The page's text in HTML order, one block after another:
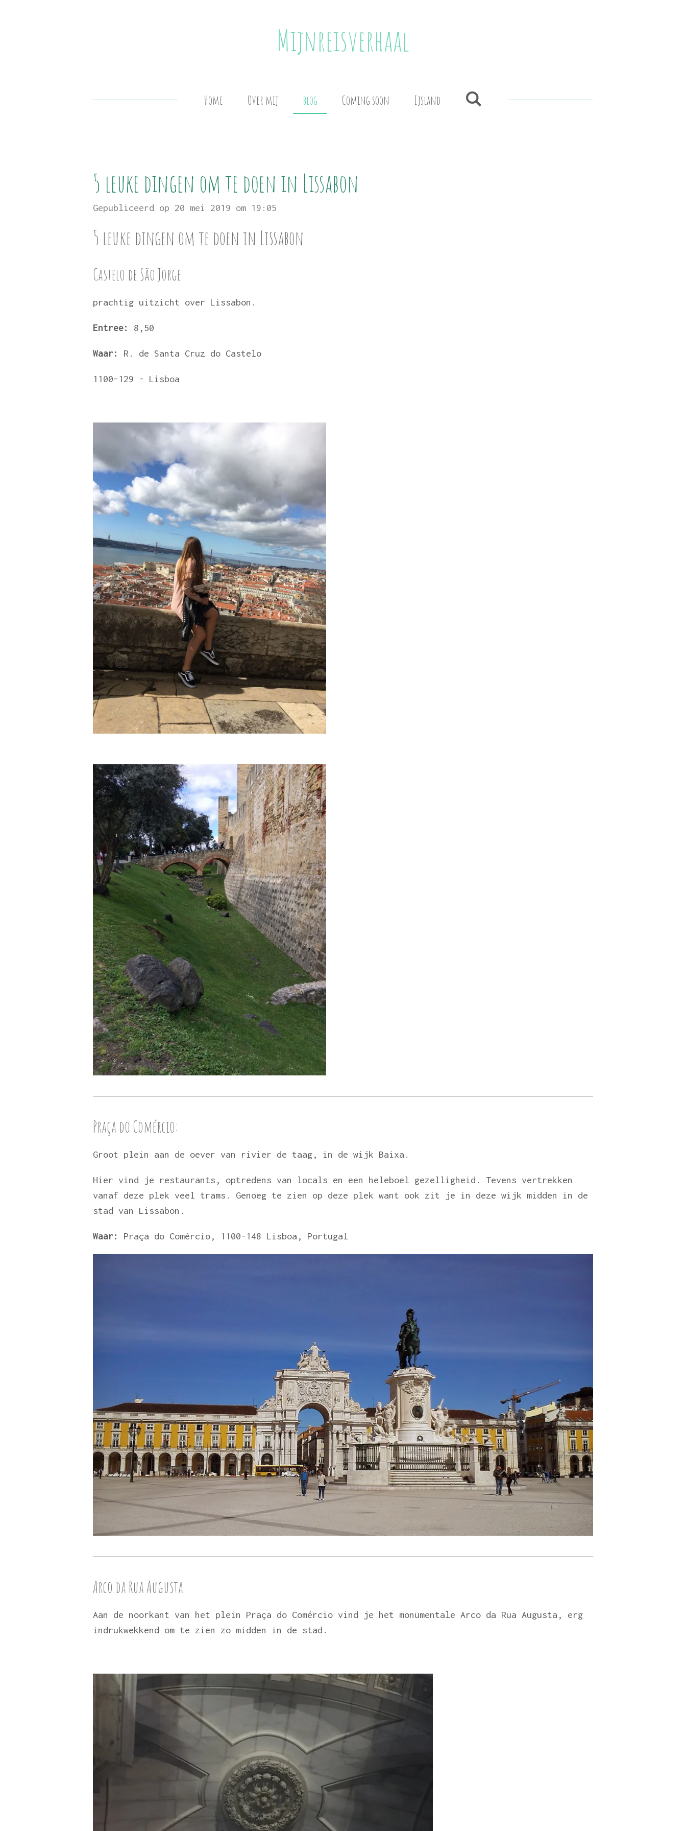
Mijnreisverhaal
Home Over mij blog Coming soon Ijsland
5 leuke dingen om te doen in Lissabon
Gepubliceerd op 20 mei 2019 om 19:05
5 leuke dingen om te doen in Lissabon
Castelo de São Jorge
prachtig uitzicht over Lissabon.
Entree: 8,50
Waar: R. de Santa Cruz do Castelo
1100-129 - Lisboa
Praça do Comércio:
Groot plein aan de oever van rivier de taag, in de wijk Baixa.
Hier vind je restaurants, optredens van locals en een heleboel gezelligheid. Tevens vertrekken
vanaf deze plek veel trams. Genoeg te zien op deze plek want ook zit je in deze wijk midden in de
stad van Lissabon.
Waar: Praça do Comércio, 1100-148 Lisboa, Portugal
Arco da Rua Augusta
Aan de noorkant van het plein Praça do Comércio vind je het monumentale Arco da Rua Augusta, erg
indrukwekkend om te zien zo midden in de stad.